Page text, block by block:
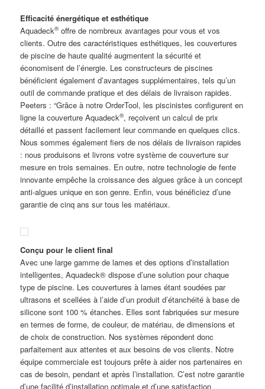
Efficacité énergétique et esthétique
Aquadeck®offre de nombreux avantages pour vous et vos
clients. Outre des caractéristiques esthétiques, les couvertures
de piscine de haute qualité augmentent la sécurité et
économisent de l’énergie. Les constructeurs de piscines
bénéficient également d’avantages supplémentaires, tels qu’un
outil de commande pratique et des délais de livraison rapides.
Peeters : “Grâce à notre OrderTool, les piscinistes configurent en
ligne la couverture Aquadeck®, reçoivent un calcul de prix
détaillé et passent facilement leur commande en quelques clics.
Nous sommes également fiers de nos délais de livraison rapides
: nous produisons et livrons votre système de couverture sur
mesure en trois semaines. En outre, notre technologie de fente
innovante empêche la croissance des algues grâce à un concept
anti-algues unique en son genre. Enfin, vous bénéficiez d’une
garantie de cinq ans sur tous les matériaux.
Conçu pour le client final
Avec une large gamme de lames et des options d’installation
intelligentes, Aquadeck® dispose d’une solution pour chaque
type de piscine. Les couvertures à lames étant soudées par
ultrasons et scellées à l’aide d’un produit d’étanchéité à base de
silicone sont 100 % étanches. Elles sont fabriquées sur mesure
en termes de forme, de couleur, de matériau, de dimensions et
de choix de construction. Nos systèmes répondent donc
parfaitement aux attentes et aux besoins de vos clients. Notre
équipe commerciale est toujours prête à aider nos partenaires en
cas de besoin, pendant et après l’installation. C’est notre garantie
d’une facilité d’installation optimale et d’une satisfaction